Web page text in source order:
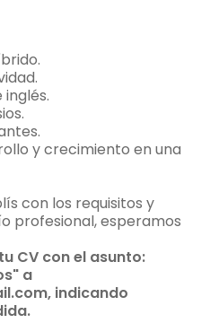
inglés.
y crecimiento en una
con los requisitos y
profesional, esperamos
CV con el asunto:
a
indicando